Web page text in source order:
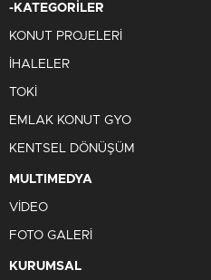
-KATEGORİLER
KONUT PROJELERİ
İHALELER
TOKİ
EMLAK KONUT GYO
KENTSEL DÖNÜŞÜM
MULTIMEDYA
VİDEO
FOTO GALERİ
KURUMSAL